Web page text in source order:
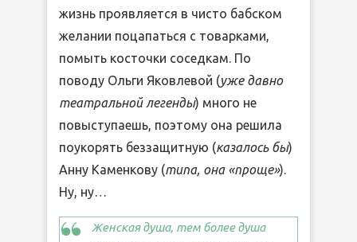
жизнь проявляется в чисто бабском
желании поцапаться с товарками,
помыть косточки соседкам. По
поводу Ольги Яковлевой (уже давно
театральной легенды) много не
повыступаешь, поэтому она решила
поукорять беззащитную (казалось бы)
Анну Каменкову (типа, она «проще»).
Ну, ну…
Женская душа, тем более душа